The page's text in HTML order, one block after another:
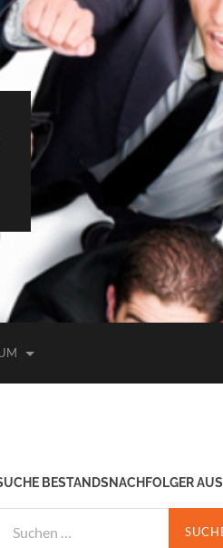
BESTANDSNACHFOLGER AUS
nach: